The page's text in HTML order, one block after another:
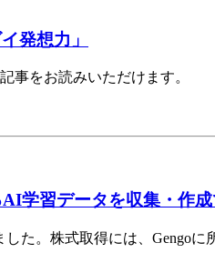
発想力」
事をお読みいただけます。
学習データを収集・作
した。株式取得には、